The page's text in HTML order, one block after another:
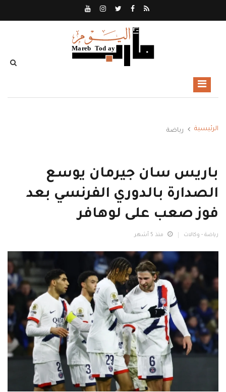
الرئيسية رياضة
باريس سان جيرمان يوسع
الصدارة بالدوري الفرنسي بعد
فوز صعب على لوهافر
رياضة - وكالات منذ 5 أشهر